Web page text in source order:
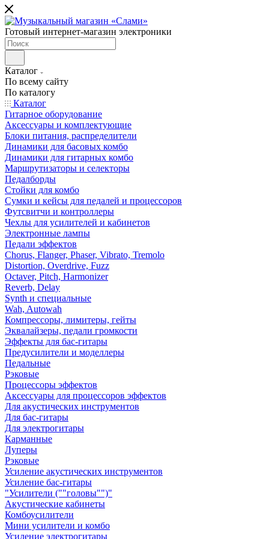
Готовый интернет-магазин электроники
Каталог
По всему сайту
По каталогу
Каталог
Гитарное оборудование
Аксессуары и комплектующие
Блоки питания, распределители
Динамики для басовых комбо
Динамики для гитарных комбо
Маршрутизаторы и селекторы
Педалборды
Стойки для комбо
Сумки и кейсы для педалей и процессоров
Футсвитчи и контроллеры
Чехлы для усилителей и кабинетов
Электронные лампы
Педали эффектов
Chorus, Flanger, Phaser, Vibrato, Tremolo
Distortion, Overdrive, Fuzz
Octaver, Pitch, Harmonizer
Reverb, Delay
Synth и специальные
Wah, Autowah
Компрессоры, лимитеры, гейты
Эквалайзеры, педали громкости
Эффекты для бас-гитары
Предусилители и моделлеры
Педальные
Рэковые
Процессоры эффектов
Аксессуары для процессоров эффектов
Для акустических инструментов
Для бас-гитары
Для электрогитары
Карманные
Луперы
Рэковые
Усиление акустических инструментов
Усиление бас-гитары
"Усилители (""головы"")"
Акустические кабинеты
Комбоусилители
Мини усилители и комбо
Усиление электрогитары